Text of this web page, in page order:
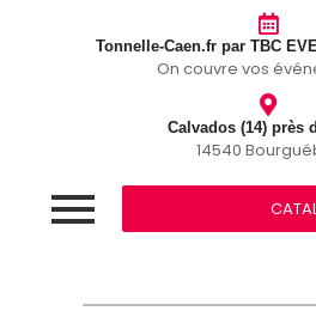
Tonnelle-Caen.fr par TBC
On couvre vos
Calvados (14) près
14540